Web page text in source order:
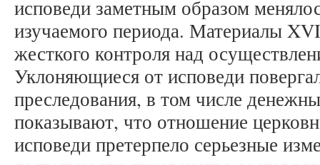
исповеди заметным образом
изучаемого периода. Материалы
жесткого контроля над
Уклоняющиеся от исповеди
преследования, в том числе
показывают, что отношение
исповеди претерпело серьезные